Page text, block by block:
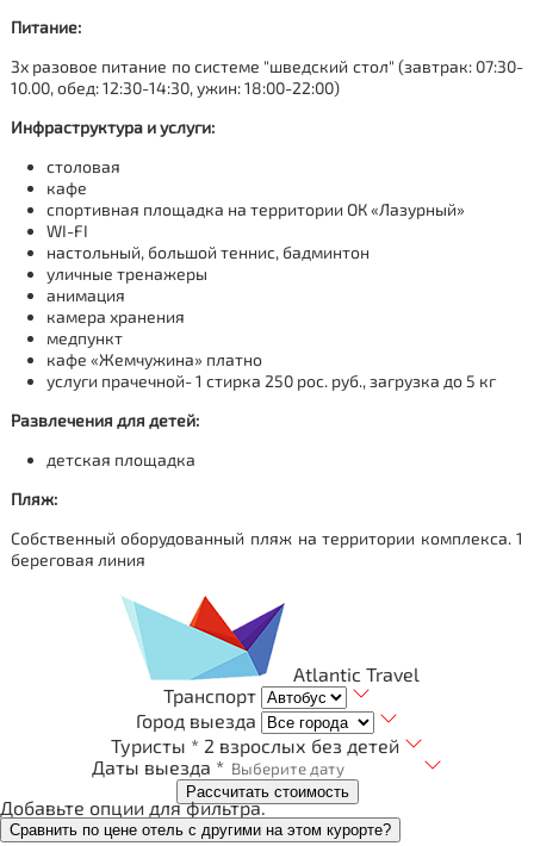
Питание:
3х разовое питание по системе "шведский стол" (завтрак: 07:30-
10.00, обед: 12:30-14:30, ужин: 18:00-22:00)
Инфраструктура и услуги:
столовая
кафе
спортивная площадка на территории ОК «Лазурный»
WI-FI
настольный, большой теннис, бадминтон
уличные тренажеры
анимация
камера хранения
медпункт
кафе «Жемчужина» платно
услуги прачечной- 1 стирка 250 рос. руб., загрузка до 5 кг
Развлечения для детей:
детская площадка
Пляж:
Собственный оборудованный пляж на территории комплекса. 1
береговая линия
Atlantic Travel
Транспорт
Город выезда
Туристы * 2 взрослых без детей
Даты выезда *
Рассчитать стоимость
Добавьте опции для фильтра.
Сравнить по цене отель с другими на этом курорте?